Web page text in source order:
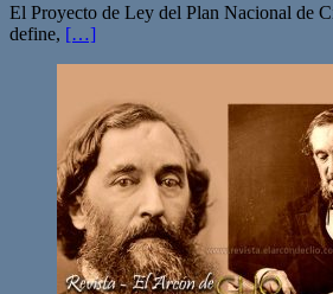
El Proyecto de Ley del Plan Nacional de
define, […]